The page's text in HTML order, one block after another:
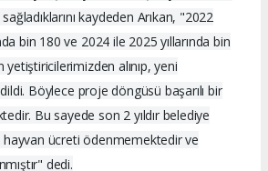
kaydeden Arıkan, "2022
bin 180 ve 2024 ile 2025 yıllarında bin
alınıp, yeni
Böylece proje döngüsü başarılı bir
Bu sayede son 2 yıldır belediye
hayvan ücreti ödenmemektedir ve
dedi.